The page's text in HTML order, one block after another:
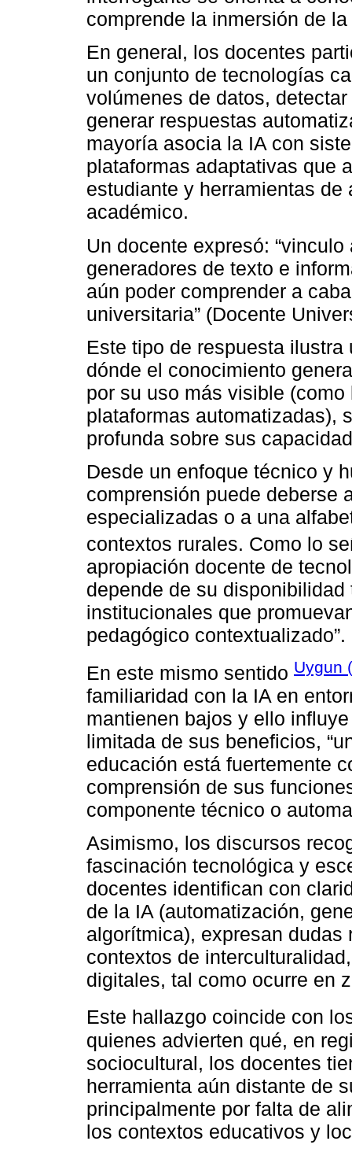
comprende la inmersión de
En general, los docentes
un conjunto de tecnologías
volúmenes de datos,
generar respuestas
mayoría asocia la IA con
plataformas adaptativas que
estudiante y herramientas
académico.
Un docente expresó:
generadores de texto e
aún poder comprender a
universitaria” (Docente
Este tipo de respuesta
dónde el conocimiento
por su uso más visible
plataformas automatizadas),
profunda sobre sus
Desde un enfoque técnico y
comprensión puede deberse
especializadas o a una
contextos rurales. Como lo
apropiación docente de
depende de su
institucionales que
pedagógico contextualizado”.
En este mismo sentido Uygun
familiaridad con la IA en
mantienen bajos y ello
limitada de sus beneficios,
educación está fuertemente
comprensión de sus
componente técnico o
Asimismo, los discursos
fascinación tecnológica y
docentes identifican con
de la IA (automatización,
algorítmica), expresan
contextos de
digitales, tal como ocurre en
Este hallazgo coincide con
quienes advierten qué, en
sociocultural, los docentes
herramienta aún distante de
principalmente por falta de
los contextos educativos y